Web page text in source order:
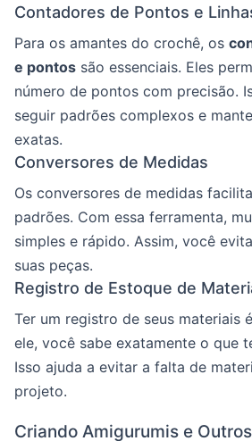
Contadores de Pontos e
Para os amantes do crochê, os
e pontos são essenciais. Eles
número de pontos com precisão.
seguir padrões complexos e
exatas.
Conversores de Medidas
Os conversores de medidas
padrões. Com essa ferramenta,
simples e rápido. Assim, você
suas peças.
Registro de Estoque de
Ter um registro de seus materiais
ele, você sabe exatamente o que
Isso ajuda a evitar a falta de
projeto.
Criando Amigurumis e